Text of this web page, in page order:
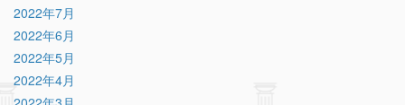
2022年7月
2022年6月
2022年5月
2022年4月